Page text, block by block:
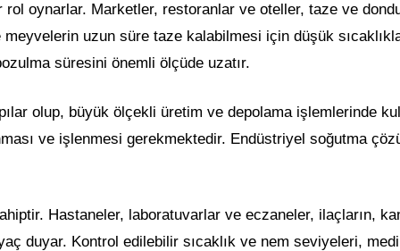
oynarlar. Marketler, restoranlar ve oteller, taze ve
uzun süre taze kalabilmesi için düşük
süresini önemli ölçüde uzatır.
olup, büyük ölçekli üretim ve depolama işlemlerinde
ve işlenmesi gerekmektedir. Endüstriyel soğutma
Hastaneler, laboratuvarlar ve eczaneler, ilaçların,
duyar. Kontrol edilebilir sıcaklık ve nem seviyeleri,